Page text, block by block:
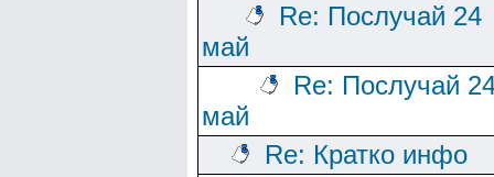
Re: Послучай 24
май
Re: Послучай
май
Re: Кратко инфо